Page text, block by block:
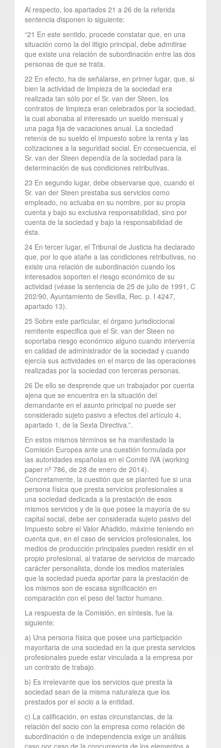
Al respecto, los apartados 21 a 26 de la referida
sentencia disponen lo siguiente:
“21 En este sentido, procede constatar que, en una
situación como la del litigio principal, debe admitirse
que existe una relación de subordinación entre las dos
personas de que se trata.
22 En efecto, ha de señalarse, en primer lugar, que, si
bien la actividad de limpieza de la sociedad era
realizada tan sólo por el Sr. van der Steen, los
contratos de limpieza eran celebrados por la sociedad,
la cual abonaba al interesado un sueldo mensual y
una paga fija de vacaciones anual. La sociedad
retenía de su sueldo el impuesto sobre la renta y las
cotizaciones a la seguridad social. En consecuencia, el
Sr. van der Steen dependía de la sociedad para la
determinación de sus condiciones retributivas.
23 En segundo lugar, debe observarse que, cuando el
Sr. van der Steen prestaba sus servicios como
empleado, no actuaba en su nombre, por su propia
cuenta y bajo su exclusiva responsabilidad, sino por
cuenta de la sociedad y bajo la responsabilidad de
ésta.
24 En tercer lugar, el Tribunal de Justicia ha declarado
que, por lo que atañe a las condiciones retributivas, no
existe una relación de subordinación cuando los
interesados soporten el riesgo económico de su
actividad (véase la sentencia de 25 de julio de 1991, C
202/90, Ayuntamiento de Sevilla, Rec. p. I 4247,
apartado 13).
25 Sobre este particular, el órgano jurisdiccional
remitente especifica que el Sr. van der Steen no
soportaba riesgo económico alguno cuando intervenía
en calidad de administrador de la sociedad y cuando
ejercía sus actividades en el marco de las operaciones
realizadas por la sociedad con terceras personas.
26 De ello se desprende que un trabajador por cuenta
ajena que se encuentra en la situación del
demandante en el asunto principal no puede ser
considerado sujeto pasivo a efectos del artículo 4,
apartado 1, de la Sexta Directiva.”.
En estos mismos términos se ha manifestado la
Comisión Europea ante una cuestión formulada por
las autoridades españolas en el Comité IVA (working
paper nº 786, de 28 de enero de 2014).
Concretamente, la cuestión que se planteó fue si una
persona física que presta servicios profesionales a
una sociedad dedicada a la prestación de esos
mismos servicios y de la que posee la mayoría de su
capital social, debe ser considerada sujeto pasivo del
Impuesto sobre el Valor Añadido, máxime teniendo en
cuenta que, en el caso de servicios profesionales, los
medios de producción principales pueden residir en el
propio profesional, al tratarse de servicios de marcado
carácter personalista, donde los medios materiales
que la sociedad pueda aportar para la prestación de
los mismos son de escasa significación en
comparación con el peso del factor humano.
La respuesta de la Comisión, en síntesis, fue la
siguiente:
a) Una persona física que posee una participación
mayoritaria de una sociedad en la que presta servicios
profesionales puede estar vinculada a la empresa por
un contrato de trabajo.
b) Es irrelevante que los servicios que presta la
sociedad sean de la misma naturaleza que los
prestados por el socio a la entidad.
c) La calificación, en estas circunstancias, de la
relación del socio con la empresa como relación de
subordinación o de independencia exige un análisis
caso por caso de la concurrencia de los elementos a